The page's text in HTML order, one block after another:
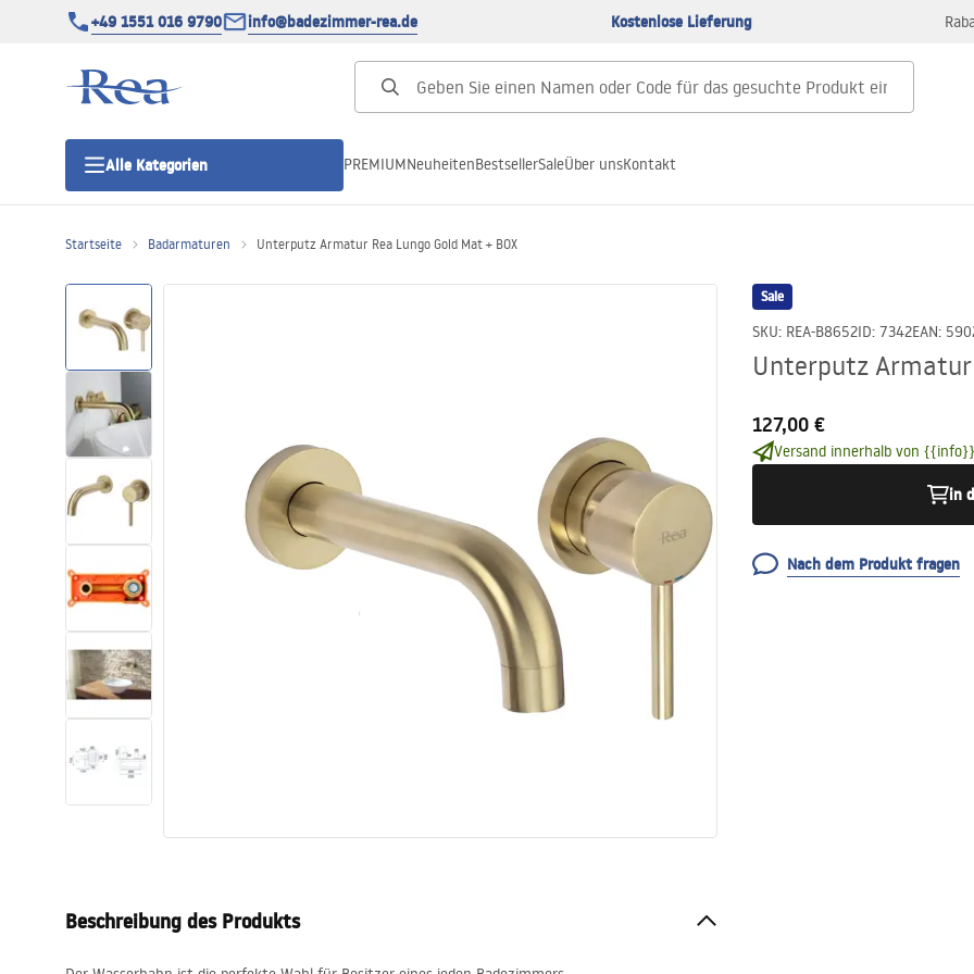
+49 1551 016 9790 info@badezimmer-rea.de Kostenlose Lieferung
Alle Kategorien
Duschtüren
Duschrinnen
Waschbecken
Wannen und
Badewannenaufsätze
Badarmaturen
Badezimmerzubehör und Möbel
PREMIUMNeuheitenBestsellerSaleÜber unsKontakt
Startseite Badarmaturen Unterputz Armatur Rea Lungo Gold Mat + BOX
Sale
SKU: REA-B8652ID: 7342EAN:
Unterputz Armatur
127,00 €
Versand innerhalb von
in
Nach dem Produkt fragen
Beschreibung des Produkts